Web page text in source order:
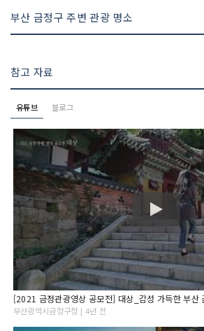
부산 금정구 주변 관광 명소
참고 자료
유튜브 블로그
[2021 금정관광영상 공모전] 대상_감성 가득한 부산
부산광역시금정구청 | 4년 전